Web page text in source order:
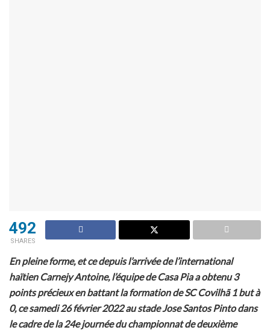
492
SHARES
En pleine forme, et ce depuis l’arrivée de l’international
haïtien Carnejy Antoine, l’équipe de Casa Pia a obtenu 3
points précieux en battant la formation de SC Covilhã 1 but à
0, ce samedi 26 février 2022 au stade Jose Santos Pinto dans
le cadre de la 24e journée du championnat de deuxième